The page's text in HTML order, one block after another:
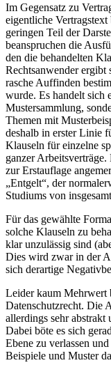
Im Gegensatz zu
eigentliche
geringen Teil der
beanspruchen die
den die behandelten
Rechtsanwender ergibt
rasche Auffinden
wurde. Es handelt sich
Mustersammlung,
Themen mit
deshalb in erster Linie
Klauseln für einzelne
ganzer Arbeitsverträge.
zur Erstauflage
„Entgelt“, der
Studiums von
Für das gewählte
solche Klauseln zu
klar unzulässig sind
Dies wird zwar in der
sich derartige
Leider kaum Mehrwert
Datenschutzrecht. Die
allerdings sehr abstrakt
Dabei böte es sich
Ebene zu verlassen
Beispiele und Muster